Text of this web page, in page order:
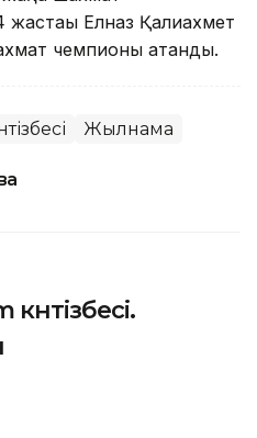
Елназ Қалиахмет
чемпионы атанды.
Жылнама